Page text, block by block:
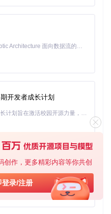
创作，更多精彩内容等你共创
登录/注册
标网站名称
user/{username}
githu
更新操作：
、Inoreader等）
的RSS链接
站的最新内容，自动更新
说就是内容的快递订阅服
递"到你的阅读器，无需你主
RSSHub生态解析
DORA (Dataflow-Oriented Robotic Architecture 面向数据流的机器人架构) 是为 AI 与具身智能机器人打造的高性能开发框架，以数据流范式重构开发逻辑，原生支持分布式部署与端边云协同 —— 无需复杂适配，即可实现一体端到端具身大小脑、VLA等模型部署，无缝衔接感知、推理、控制全链路，让 AI 能力与机器人动作深度融合。 依托 Rust 内核与零拷贝通信技术，它将具身大小脑、VLA等模型推理、多模态数据融合延迟压缩至微秒级，同时兼容 ROS2 生态与国产 AI 芯片，彻底降低具身智能机器人的开发门槛，让分布式部署下的 AI 赋能创新更高效、更灵活。
开发者成长计划
「源启盛夏」暑期校园开发者成长计划旨在激活校园开源力量，通过积分激励、认证扶持、资源倾斜等形式，引导高校组织和开发者完成「入驻 — 建项目 — 做贡献 — 获认证 — 得资源」的完整闭环。无论你是想带领社团入驻平台的组织者，还是希望用代码贡献证明自己的开发者，都能在这里找到属于你的成长路径。
基于Python的Xiaozhi AI，适用于想要完整Xiaozhi体验而无需拥有专用硬件的用户。